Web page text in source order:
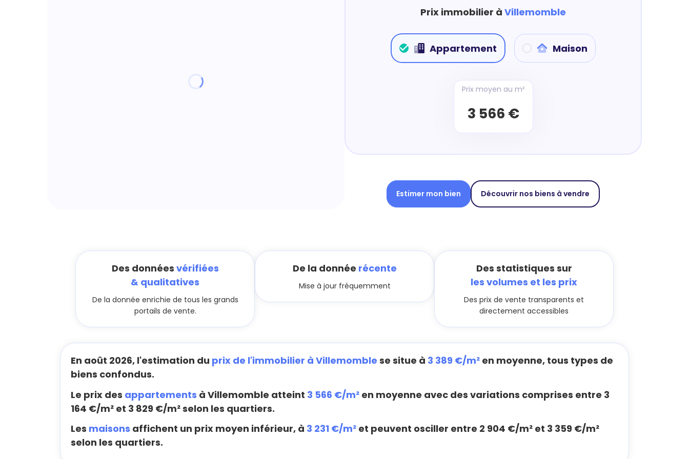
Prix immobilier à Villemomble
Appartement Maison
Prix moyen au m²
3 566 €
Estimer mon bien Découvrir nos biens à vendre
Des données vérifiées
& qualitatives
De la donnée enrichie de tous les grands
portails de vente.
De la donnée récente
Mise à jour fréquemment
Des statistiques sur
les volumes et les prix
Des prix de vente transparents et
directement accessibles
En août 2026, l'estimation du prix de l'immobilier à Villemomble se situe à 3 389 €/m² en moyenne, tous types de
biens confondus.
Le prix des appartements à Villemomble atteint 3 566 €/m² en moyenne avec des variations comprises entre 3
164 €/m² et 3 829 €/m² selon les quartiers.
Les maisons affichent un prix moyen inférieur, à 3 231 €/m² et peuvent osciller entre 2 904 €/m² et 3 359 €/m²
selon les quartiers.